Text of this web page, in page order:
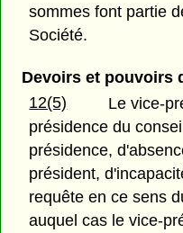
sommes font partie
Société.
Devoirs et pouvoirs
12(5)
Le vice-
présidence du
présidence,
président,
requête en ce sens
auquel cas le vice-